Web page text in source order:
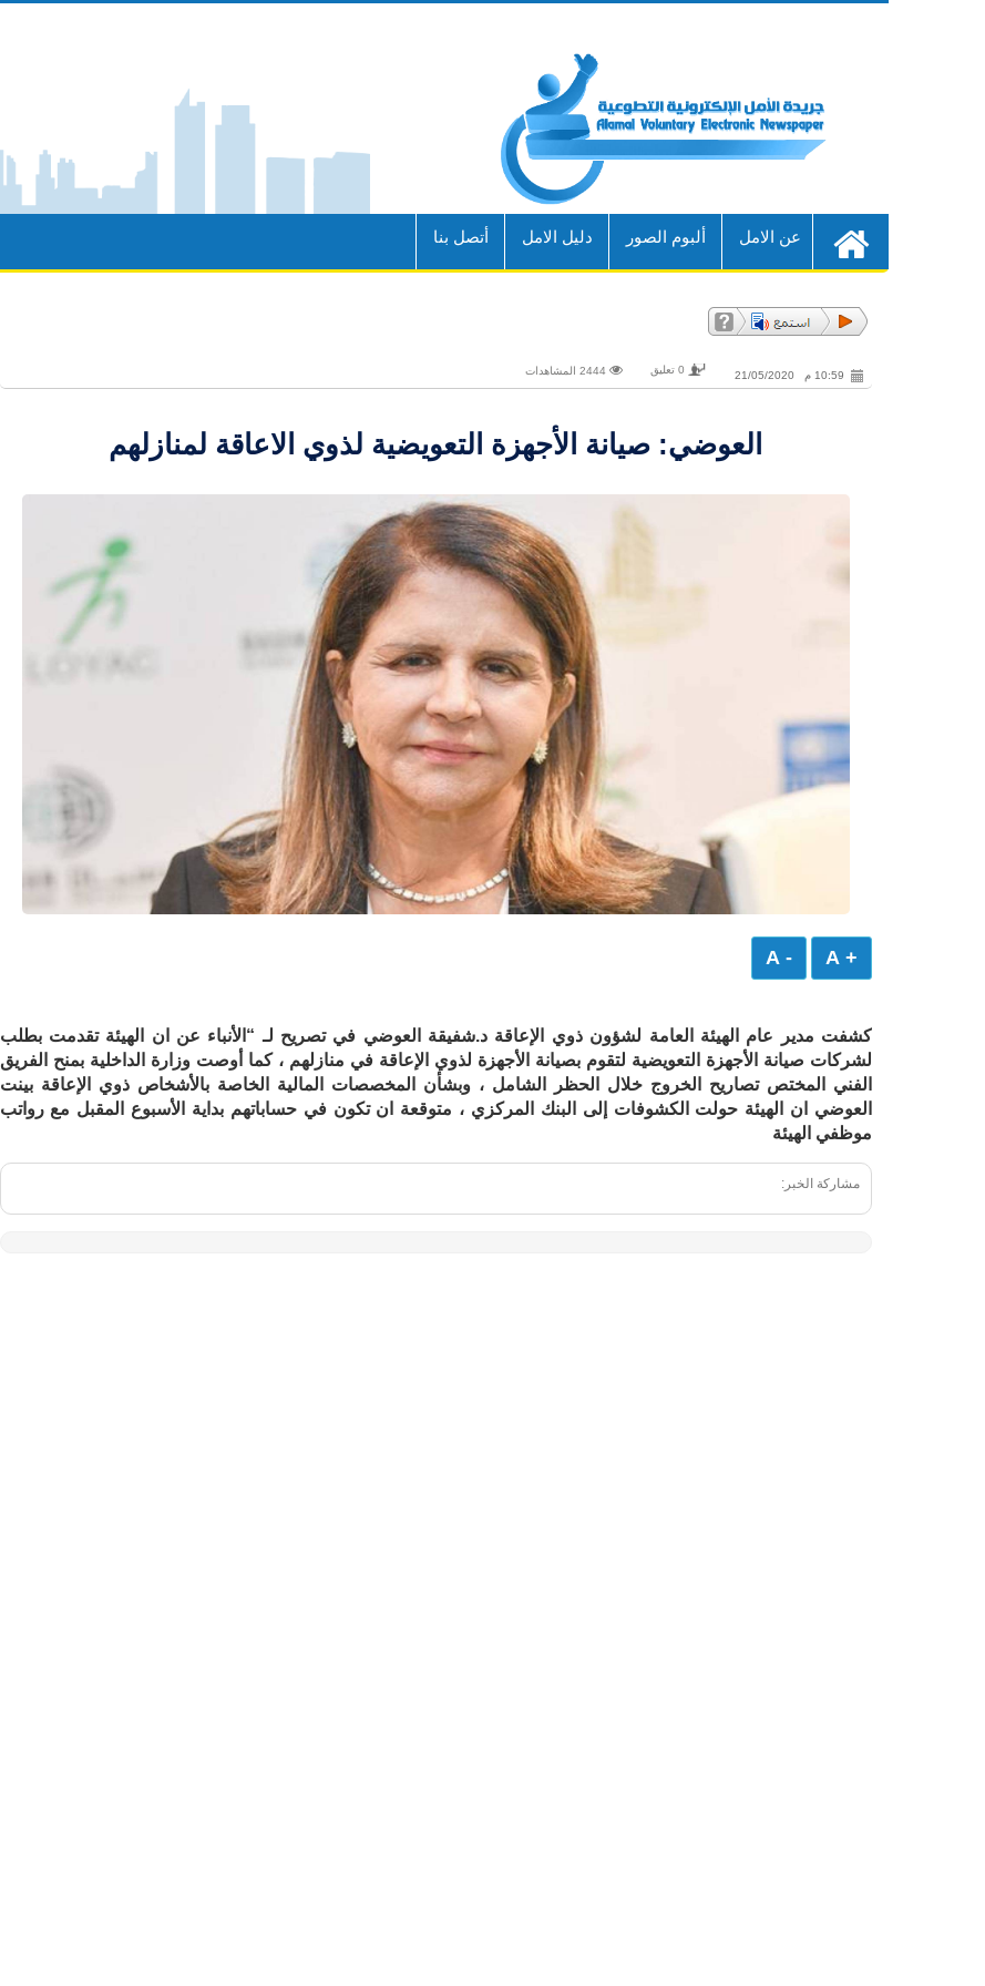
عن الامل ألبوم الصور دليل الامل أتصل بنا
10:59 م 21/05/2020 0 تعليق
العوضي: صيانة الأجهزة التعويضية لذوي الاعاقة لمنازلهم
+ A
- A
كشفت مدير عام الهيئة العامة لشؤون ذوي الإعاقة د.شفيقة العوضي في تصريح لـ “الأنباء عن ان الهيئة تقدمت بطلب
لشركات صيانة الأجهزة التعويضية لتقوم بصيانة الأجهزة لذوي الإعاقة في منازلهم ، كما أوصت وزارة الداخلية بمنح الفريق
الفني المختص تصاريح الخروج خلال الحظر الشامل ، وبشأن المخصصات المالية الخاصة بالأشخاص ذوي الإعاقة بينت
العوضي ان الهيئة حولت الكشوفات إلى البنك المركزي ، متوقعة ان تكون في حساباتهم بداية الأسبوع المقبل مع رواتب
موظفي الهيئة
مشاركة الخبر: